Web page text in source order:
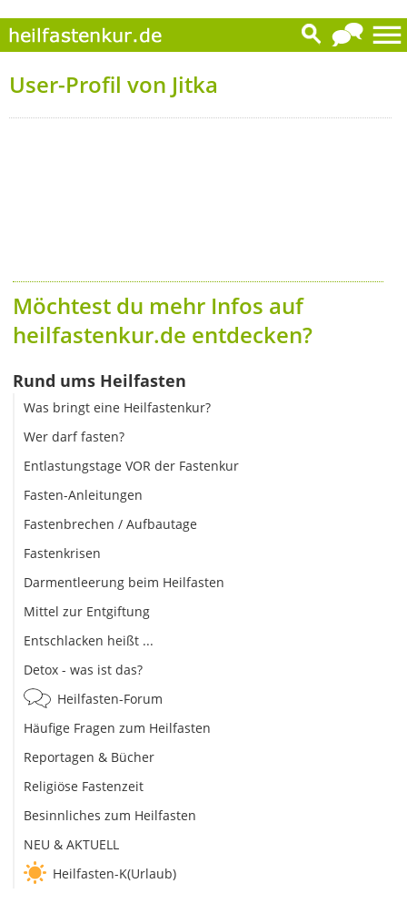
User-Profil von Jitka
Möchtest du mehr Infos auf
heilfastenkur.de entdecken?
Rund ums Heilfasten
Was bringt eine Heilfastenkur?
Wer darf fasten?
Entlastungstage VOR der Fastenkur
Fasten-Anleitungen
Fastenbrechen / Aufbautage
Fastenkrisen
Darmentleerung beim Heilfasten
Mittel zur Entgiftung
Entschlacken heißt ...
Detox - was ist das?
Heilfasten-Forum
Häufige Fragen zum Heilfasten
Reportagen & Bücher
Religiöse Fastenzeit
Besinnliches zum Heilfasten
NEU & AKTUELL
Heilfasten-K(Urlaub)